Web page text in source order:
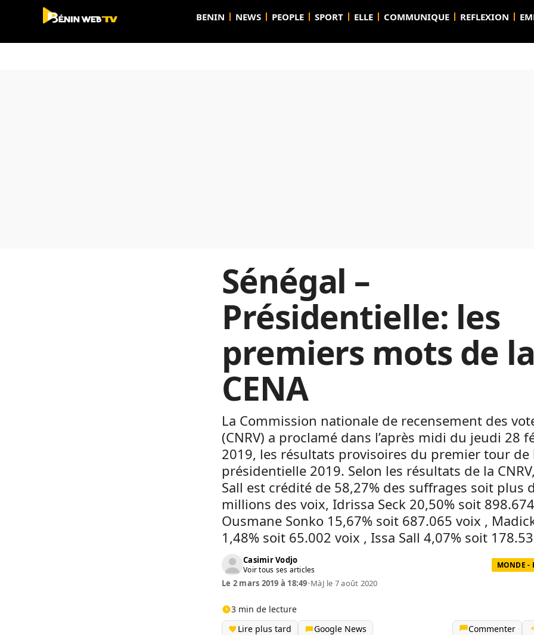
BENIN NEWS PEOPLE SPORT ELLE COMMUNIQUE REFLEXION
Sénégal –
Présidentielle: les
premiers mots de la
CENA
La Commission nationale de recensement des
(CNRV) a proclamé dans l’après midi du jeudi 28
2019, les résultats provisoires du premier tour de
présidentielle 2019. Selon les résultats de la
Sall est crédité de 58,27% des suffrages soit plus
millions des voix, Idrissa Seck 20,50% soit
Ousmane Sonko 15,67% soit 687.065 voix ,
1,48% soit 65.002 voix , Issa Sall 4,07% soit
Casimir Vodjo
Voir tous ses articles MONDE -
Le 2 mars 2019 à 18:49•MàJ le 7 août 2020
3 min de lecture
Lire plus tard
Google News Commenter